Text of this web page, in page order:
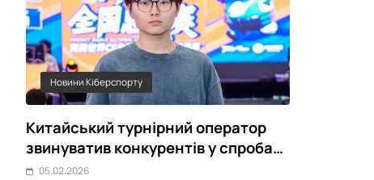
Новини Кіберспорту
Китайський турнірний оператор
звинуватив конкурентів у спробах
зірвати CS2-турніри
05.02.2026